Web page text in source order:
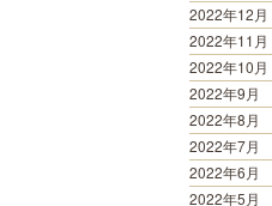
2022年12月
2022年11月
2022年10月
2022年9月
2022年8月
2022年7月
2022年6月
2022年5月